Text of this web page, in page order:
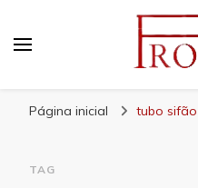
Página inicial tubo
TAG